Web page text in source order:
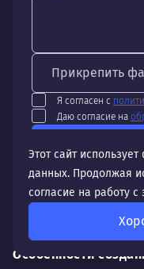
Прикрепить
Я согласен с
Даю согласие на
Особенности
Этот сайт
данных. Продолжая
согласие на работу